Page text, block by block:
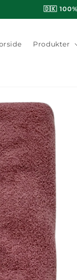
🇩🇰
Produkter